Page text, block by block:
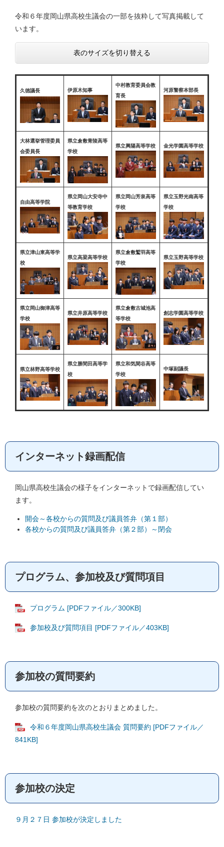
令和６年度岡山県高校生議会の一部を抜粋して写真掲載して
います。
表のサイズを切り替える
久徳議長 伊原木知事
中村教育委員会教
育長
河原警察本部長
大林選挙管理委員
会委員長
県立倉敷青陵高等
学校
県立興陽高等学校 金光学園高等学校
自由高等学院
県立岡山大安寺中
等教育学校
県立岡山芳泉高等
学校
県立玉野光南高等
学校
県立津山東高等学
校
県立高梁高等学校
県立倉敷鷲羽高等
学校
県立玉野高等学校
県立岡山御津高等
学校
県立井原高等学校
県立倉敷古城池高
等学校
創志学園高等学校
県立林野高等学校
県立勝間田高等学
校
県立和気閑谷高等
学校
中塚副議長
インターネット録画配信
岡山県高校生議会の様子をインターネットで録画配信してい
ます。
開会～各校からの質問及び議員答弁（第１部）
各校からの質問及び議員答弁（第２部）～閉会
プログラム、参加校及び質問項目
プログラム [PDFファイル／300KB]
参加校及び質問項目 [PDFファイル／403KB]
参加校の質問要約
参加校の質問要約を次のとおりまとめました。
令和６年度岡山県高校生議会 質問要約 [PDFファイル／
841KB]
参加校の決定
９月２７日 参加校が決定しました